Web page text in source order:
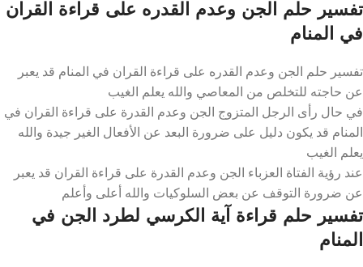
تفسير حلم الجن وعدم القدره على قراءة القران
في المنام
تفسير حلم الجن وعدم القدره على قراءة القران في المنام قد يعبر
عن حاجته للتخلص من المعاصي والله يعلم الغيب
في حال رأى الرجل المتزوج الجن وعدم القدرة على قراءة القران في
المنام قد يكون دليل على ضرورة البعد عن الأفعال الغير جيدة والله
يعلم الغيب
عند رؤية الفتاة العزباء الجن وعدم القدرة على قراءة القران قد يعبر
عن ضرورة التوقف عن بعض السلوكيات والله أعلى وأعلم
تفسير حلم قراءة آية الكرسي لطرد الجن في
المنام